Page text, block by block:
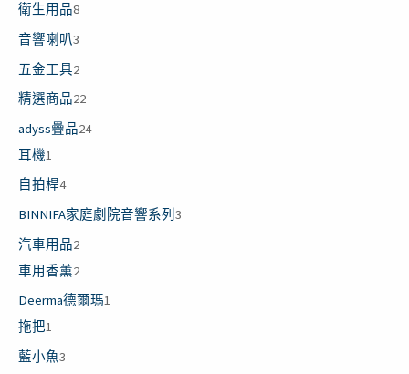
衛生用品8
音響喇叭3
五金工具2
精選商品22
adyss疊品24
耳機1
自拍桿4
BINNIFA家庭劇院音響系列 3
汽車用品2
車用香薰2
Deerma德爾瑪1
拖把1
藍小魚3